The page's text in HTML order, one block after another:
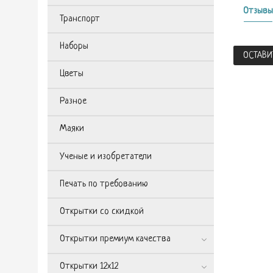
Отзывы
Транспорт
Наборы
Цветы
Разное
Маяки
Ученые и изобретатели
Печать по требованию
Открытки со скидкой
Открытки премиум качества
Открытки 12х12